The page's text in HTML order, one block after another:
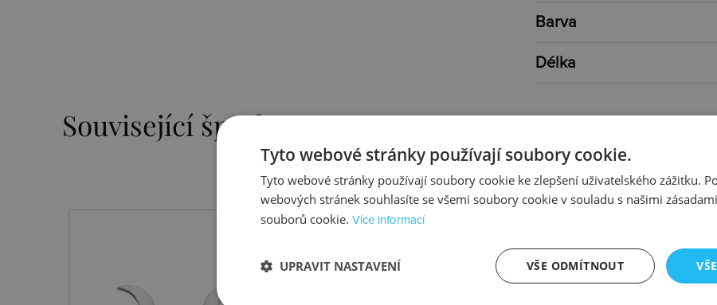
Barva
Délka
Související šperky
Tyto webové stránky používají soubory cookie.
Tyto webové stránky používají soubory cookie ke zlepšení uživatelského zážitku.
webových stránek souhlasíte se všemi soubory cookie v souladu s našimi
souborů cookie. Více informací
VŠE ODMÍTNOUT
UPRAVIT NASTAVENÍ